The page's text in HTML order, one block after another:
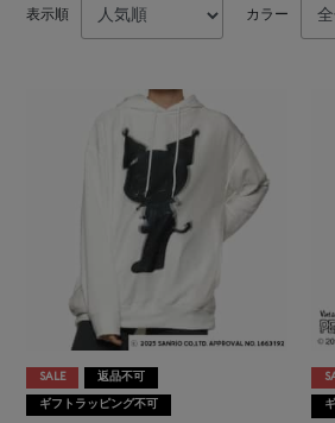
表示順 カラー
SALE 返品不可
ギフトラッピング不可